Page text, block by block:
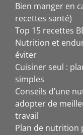
Bien manger en
recettes santé)
Top 15 recettes
Nutrition et
éviter
Cuisiner seul :
simples
Conseils d’une
adopter de
travail
Plan de nutrition